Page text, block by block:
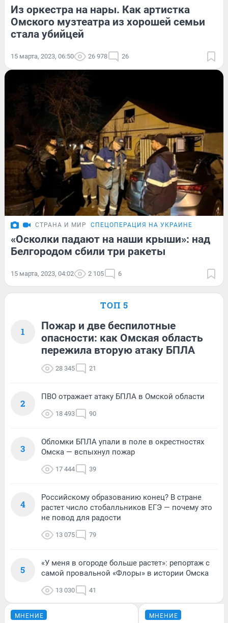
Из оркестра на нары. Как артистка
Омского музтеатра из хорошей семьи
стала убийцей
15 марта, 2023, 06:50 26 978 26
СТРАНА И МИР СПЕЦОПЕРАЦИЯ НА УКРАИНЕ
«Осколки падают на наши крыши»: над
Белгородом сбили три ракеты
15 марта, 2023, 04:02 2 105 6
ТОП 5
1
Пожар и две беспилотные
опасности: как Омская область
пережила вторую атаку БПЛА
28 345 21
2
ПВО отражает атаку БПЛА в Омской области
18 493 90
3
Обломки БПЛА упали в поле в окрестностях
Омска — вспыхнул пожар
17 444 39
4
Российскому образованию конец? В стране
растет число стобалльников ЕГЭ — почему это
не повод для радости
13 075 79
5
«У меня в огороде больше растет»: репортаж с
самой провальной «Флоры» в истории Омска
13 030 41
МНЕНИЕ МНЕНИЕ